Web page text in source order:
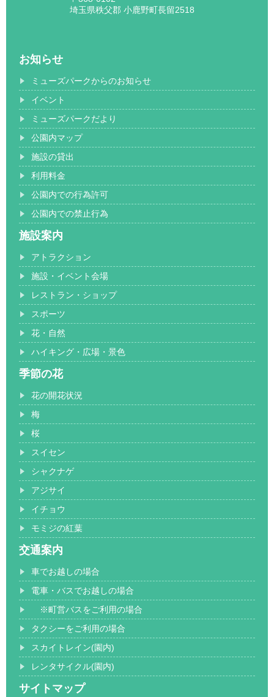
埼玉県秩父郡 小鹿野町長留2518
お知らせ
ミューズパークからのお知らせ
イベント
ミューズパークだより
公園内マップ
施設の貸出
利用料金
公園内での行為許可
公園内での禁止行為
施設案内
アトラクション
施設・イベント会場
レストラン・ショップ
スポーツ
花・自然
ハイキング・広場・景色
季節の花
花の開花状況
梅
桜
スイセン
シャクナゲ
アジサイ
イチョウ
モミジの紅葉
交通案内
車でお越しの場合
電車・バスでお越しの場合
※町営バスをご利用の場合
タクシーをご利用の場合
スカイトレイン(園内)
レンタサイクル(園内)
サイトマップ